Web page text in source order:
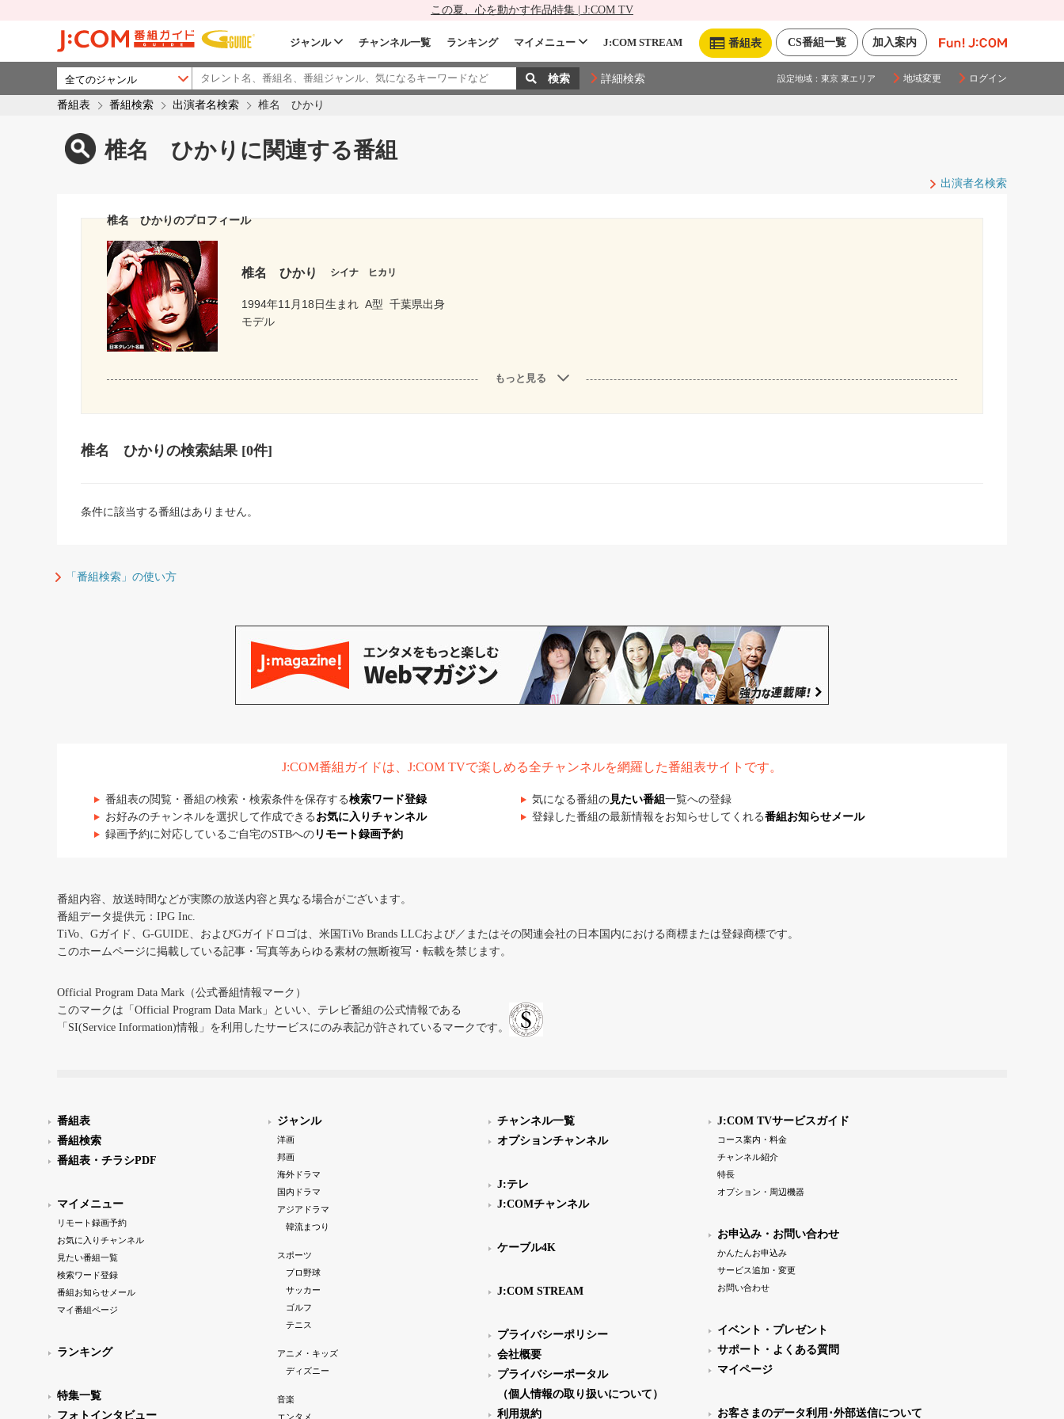
この夏、心を動かす作品特集 | J:COM TV
加入案内
CS番組一覧
番組表
ジャンル チャンネル一覧 ランキング マイメニュー J:COM STREAM
詳細検索 設定地域： 東京 東エリア 地域変更 ログイン
番組表 番組検索 出演者名検索 椎名 ひかり
椎名 ひかりに関連する番組
出演者名検索
椎名 ひかりのプロフィール
椎名 ひかり シイナ ヒカリ
1994年11月18日生まれ A型 千葉県出身
モデル
もっと見る
椎名 ひかりの検索結果 [0件]
条件に該当する番組はありません。
「番組検索」の使い方
J:COM番組ガイドは、J:COM TVで楽しめる全チャンネルを網羅した番組表サイトです。
番組表の閲覧・番組の検索・検索条件を保存する検索ワード登録 気になる番組の見たい番組 一覧への登録
お好みのチャンネルを選択して作成できる お気に入りチャンネル 登録した番組の最新情報をお知らせしてくれる番組お知らせメール
録画予約に対応しているご自宅のSTBへの リモート録画予約
番組内容、放送時間などが実際の放送内容と異なる場合がございます。
番組データ提供元：IPG Inc.
TiVo、Gガイド、G-GUIDE、およびGガイドロゴは、米国TiVo Brands LLCおよび／またはその関連会社の日本国内における商標または登録商標です。
このホームページに掲載している記事・写真等あらゆる素材の無断複写・転載を禁じます。
Official Program Data Mark（公式番組情報マーク）
このマークは「Official Program Data Mark」といい、テレビ番組の公式情報である
「SI(Service Information)情報」を利用したサービスにのみ表記が許されているマークです。
番組表
番組検索
番組表・チラシPDF
マイメニュー
リモート録画予約
お気に入りチャンネル
見たい番組一覧
検索ワード登録
番組お知らせメール
マイ番組ページ
ランキング
特集一覧
フォトインタビュー
ジャンル
洋画
邦画
海外ドラマ
国内ドラマ
アジアドラマ
韓流まつり
スポーツ
プロ野球
サッカー
ゴルフ
テニス
アニメ・キッズ
ディズニー
音楽
エンタメ
チャンネル一覧
オプションチャンネル
J:テレ
J:COMチャンネル
ケーブル4K
J:COM STREAM
プライバシーポリシー
会社概要
プライバシーポータル
（個人情報の取り扱いについて）
利用規約
J:COM TVサービスガイド
コース案内・料金
チャンネル紹介
特長
オプション・周辺機器
お申込み・お問い合わせ
かんたんお申込み
サービス追加・変更
お問い合わせ
イベント・プレゼント
サポート・よくある質問
マイページ
お客さまのデータ利用･外部送信について